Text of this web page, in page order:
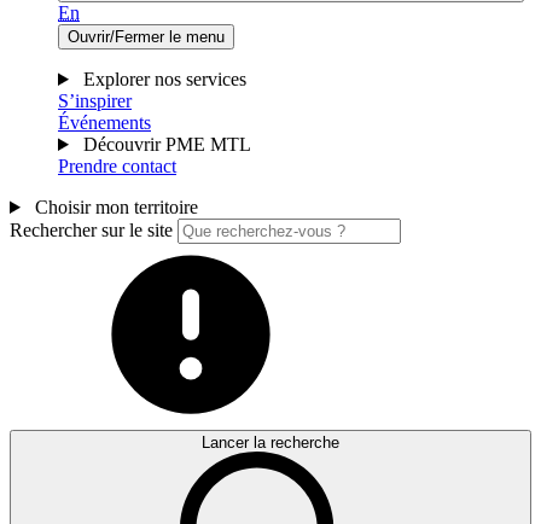
En
Ouvrir/Fermer le menu
Explorer nos services
S’inspirer
Événements
Découvrir PME MTL
Prendre contact
Choisir mon territoire
Rechercher sur le site
Lancer la recherche